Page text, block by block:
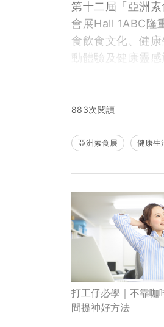
第十二屆「亞洲
會展Hall 1ABC隆
食飲食文化、健
動體驗及健康靈
883次閱讀
亞洲素食展 健康生
打工仔必學｜不靠咖
間提神好方法